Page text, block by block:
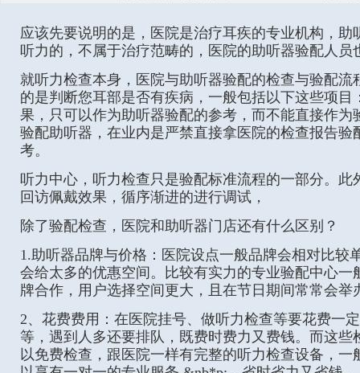
应该先要说明的是，医院是治疗耳疾的专业机构，助
听力的，不属于治疗范畴的，医院的助听器验配人员
就听力检查本身，医院与助听器验配的检查与验配流
的是判断您耳部是否有疾病，一般包括以下这些项目
果，只可以作为助听器验配的参考，而不能直接作为
验配助听器，在业内是严禁直接拿医院的检查报告验
考。
听力中心，听力检查只是验配标准流程的一部分。此
回访佩戴效果，循序渐进的进行调试，
除了验配检查，医院和助听器门店还有什么区别？
1.助听器品牌与价格：医院设点一般品牌会相对比较
会给太多的优惠空间。比较有实力的专业验配中心一
牌合作，用户选择空间更大，且在节日期间常常会举
2、花费费用：在医院挂号、做听力检查等要花费一
等，遇到人多还要排队，既费时费力又费钱。而这些
以免费检查，跟医院一样有完整的听力检查设备，一